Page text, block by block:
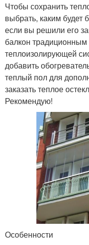
Чтобы сохранить
выбрать, каким будет
если вы решили его
балкон
теплоизолирующей
добавить
теплый пол для
заказать теплое
Рекомендую!
Особенности